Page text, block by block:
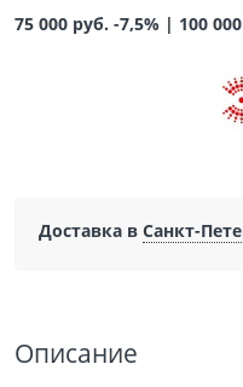
75 000 руб. -7,5% | 100
Доставка в Санкт-
Описание